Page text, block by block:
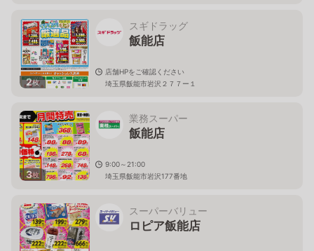
2枚
スギドラッグ
飯能店
店舗HPをご確認ください
埼玉県飯能市岩沢２７７ー１
3枚
業務スーパー
飯能店
9:00～21:00
埼玉県飯能市岩沢177番地
スーパーバリュー
ロピア飯能店